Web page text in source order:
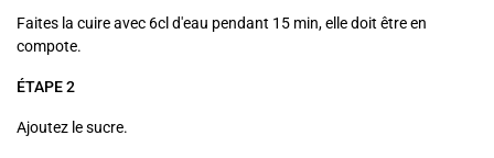
Faites la cuire avec 6cl d'eau pendant 15 min, elle doit être en
compote.
ÉTAPE 2
Ajoutez le sucre.